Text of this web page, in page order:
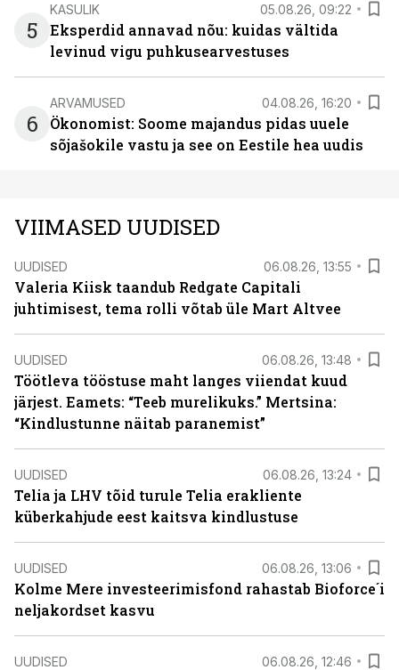
5
KASULIK 05.08.26, 09:22
Eksperdid annavad nõu: kuidas vältida
levinud vigu puhkusearvestuses
6
ARVAMUSED 04.08.26, 16:20
Ökonomist: Soome majandus pidas uuele
sõjašokile vastu ja see on Eestile hea uudis
VIIMASED UUDISED
UUDISED 06.08.26, 13:55
Valeria Kiisk taandub Redgate Capitali
juhtimisest, tema rolli võtab üle Mart Altvee
UUDISED 06.08.26, 13:48
Töötleva tööstuse maht langes viiendat kuud
järjest. Eamets: “Teeb murelikuks.” Mertsina:
“Kindlustunne näitab paranemist”
UUDISED 06.08.26, 13:24
Telia ja LHV tõid turule Telia erakliente
küberkahjude eest kaitsva kindlustuse
UUDISED 06.08.26, 13:06
Kolme Mere investeerimisfond rahastab Bioforce´i
neljakordset kasvu
UUDISED 06.08.26, 12:46